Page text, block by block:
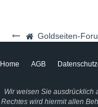
Goldseiten-
Home AGB
Wir weisen Sie ausdrücklich
Rechtes wird hiermit allen